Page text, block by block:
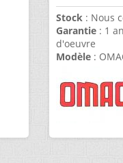
Stock : Nous
Garantie : 1
d'oeuvre
Modèle :